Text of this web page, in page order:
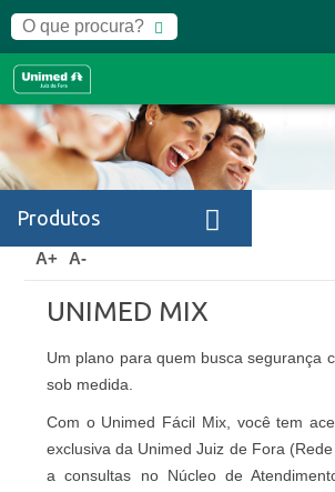
Produtos
Home Produtos
A+ A-
UNIMED MIX
Um plano para quem busca segurança
sob medida.
Com o Unimed Fácil Mix, você tem
exclusiva da Unimed Juiz de Fora
a consultas no Núcleo de